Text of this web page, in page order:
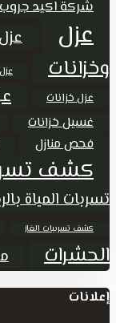
شركة اكيد جروب
عزل
وخزانات
عزل خزانات
غسيل خزانات
فحص منازل
كشف
تسربات المياة
كشف تسريبات الغاز
الحشرات
إعلانات